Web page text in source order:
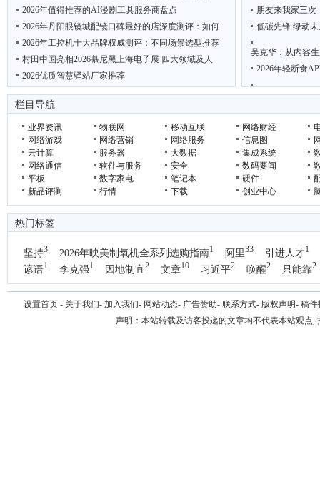
2026年值得推荐的AI漫剧工具服务商盘点
2026年丹阳眼镜城配镜口碑最好的店深度测评：如何
2026年工控机十大品牌权威测评：不同场景选型推荐
村田中国亮相2026慕尼黑上海电子展 四大领域及人
2026优质智慧驿站厂家推荐
“鲜”动羊城 西安 周至携猕猴桃电商项目亮相广
朋友来我家三次
低碳先锋 绿动
吴克华：从内容
2026年轻断食
联想AI主机MINI/
聚龙汇刘睿带学
栏目导航
业界资讯 物联网 移动互联 网络财经
网络游戏
网络营销 网络服务 信息图
云计算
服务器 大数据 集成系统
网络通信
软件与服务 安全 数码要闻
平板
数字家电 笔记本 硬件
新品评测
行情 下载 创业中心
热门标签
坚持3 2026年映美制氧机全系列选购指南1 阿里33 引进人才1
谚语1 李克强1 因地制宜2 文章10 习近平2 唤醒2 只能靠2
国办1
设置首页 - 关于我们- 加入我们- 网站动态- 广告赞助- 联系方式- 版权声明- 稿件
声明：本站转载及访客投递的文章均不代表本站观点